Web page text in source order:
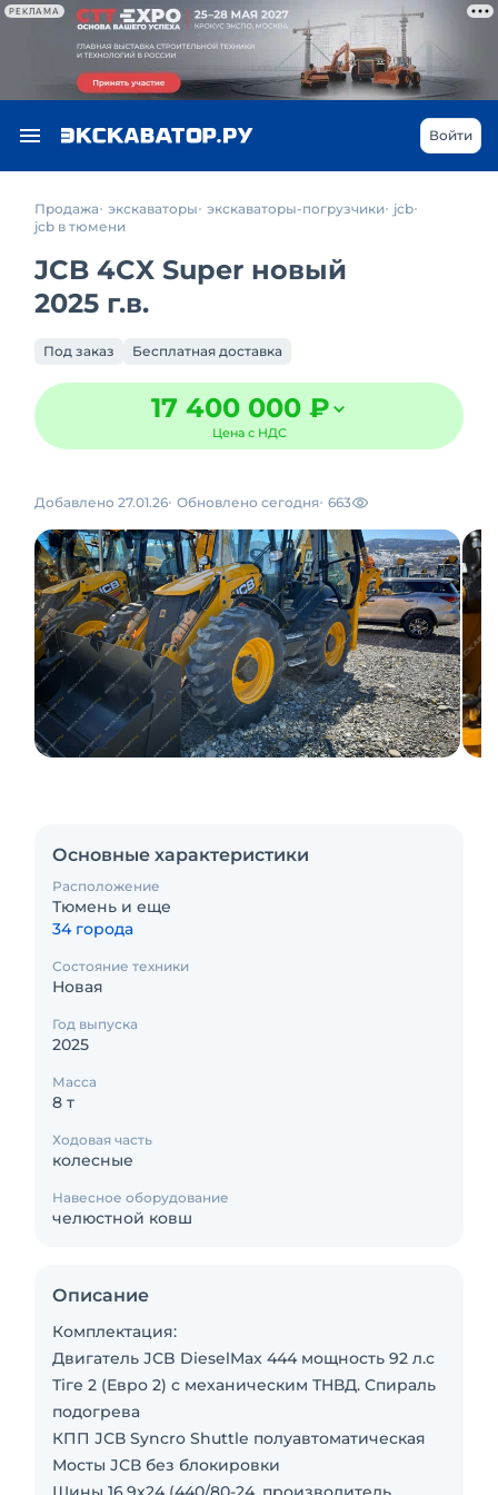
РЕКЛАМА
Войти
Продажа экскаваторы экскаваторы-погрузчики jcb
jcb в тюмени
JCB 4CX Super новый
2025 г.в.
Под заказ Бесплатная доставка
17 400 000 ₽
Цена с НДС
Добавлено 27.01.26 Обновлено сегодня 663
Основные характеристики
Расположение
Тюмень и еще
34 города
Состояние техники
Новая
Год выпуска
2025
Масса
8 т
Ходовая часть
колесные
Навесное оборудование
челюстной ковш
Описание
Комплектация:
Двигатель ЈСB DieselMax 444 мощность 92 л.с
Тіге 2 (Евро 2) с механическим ТНВД. Спираль
подогрева
КПП ЈСВ Syncro Shuttle полуавтоматическая
Мосты ЈСВ без блокировки